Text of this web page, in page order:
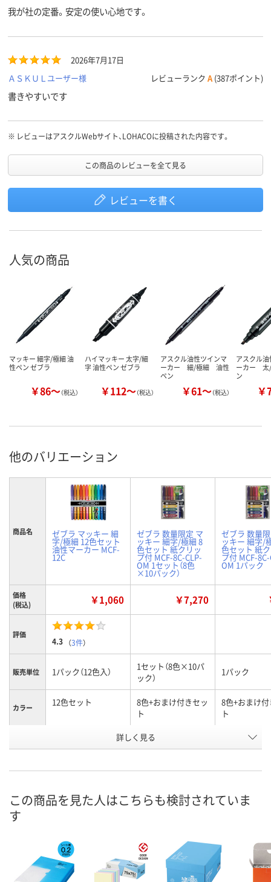
我が社の定番。安定の使い心地です。
2026年7月17日
ＡＳＫＵＬユーザー様
レビューランク A (387ポイント)
書きやすいです
※ レビューはアスクルWebサイト、LOHACOに投稿された内容です。
この商品のレビューを全て見る
レビューを書く
人気の商品
マッキー 細字/極細 油
性ペン ゼブラ
￥86～（税込）
ハイマッキー 太字/細
字 油性ペン ゼブラ
￥112～（税込）
アスクル油性ツインマ
ーカー 細/極細 油性
ペン
￥61～（税込）
アスクル
ーカー
ン
￥
他のバリエーション
商品名 ゼブラ マッキー 細
字/極細 12色セット
油性マーカー MCF-
12C
ゼブラ 数量限定 マ
ッキー 細字/極細 8
色セット 紙クリッ
プ付 MCF-8C-CLP-
OM 1セット（8色
×10パック）
ゼブラ 数量
ッキー 細字/
色セット 紙
プ付 MCF-
OM 1パック
価格
(税込)
￥1,060 ￥7,270
評価
4.3 （3件）
販売単位 1パック（12色入）
1セット（8色×10パ
ック）
1パック
カラー 12色セット
8色+おまけ付きセッ
ト
8色+おまけ
ト
XN21035 XN21037
8月11日（火）
カゴへ カ
詳しく見る
この商品を見た人はこちらも検討されていま
す